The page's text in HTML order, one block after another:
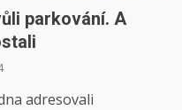
parkování. A
adresovali